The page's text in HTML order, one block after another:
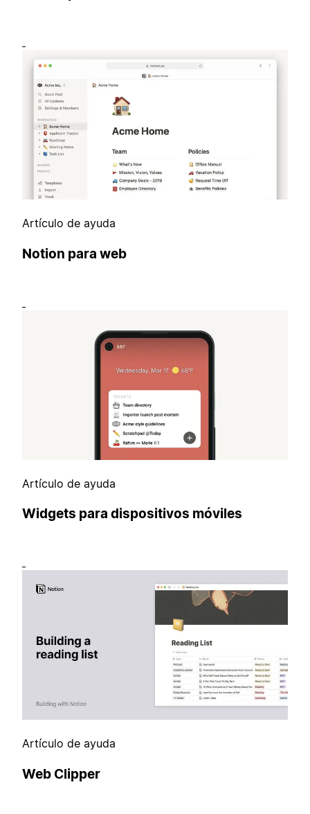
Artículo de ayuda
Notion para web
Artículo de ayuda
Widgets para dispositivos móviles
Artículo de ayuda
Web Clipper